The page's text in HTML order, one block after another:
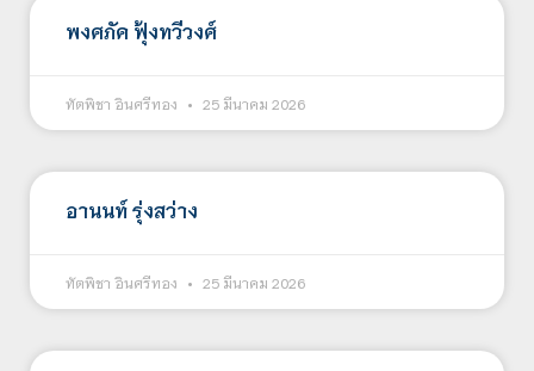
พงศภัค ฟุ้งทวีวงศ์
ทัตพิชา อินศรีทอง 25 มีนาคม 2026
อานนท์ รุ่งสว่าง
ทัตพิชา อินศรีทอง 25 มีนาคม 2026